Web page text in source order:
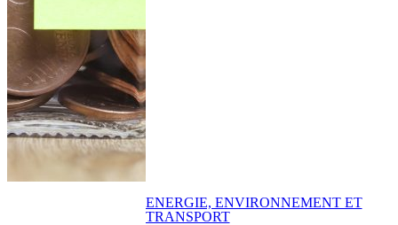
ENERGIE, ENVIRONNEMENT ET
TRANSPORT